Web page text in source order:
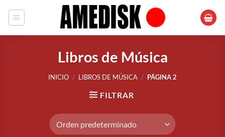
Libros de Música
INICIO / LIBROS DE MÚSICA / PÁGINA 2
FILTRAR